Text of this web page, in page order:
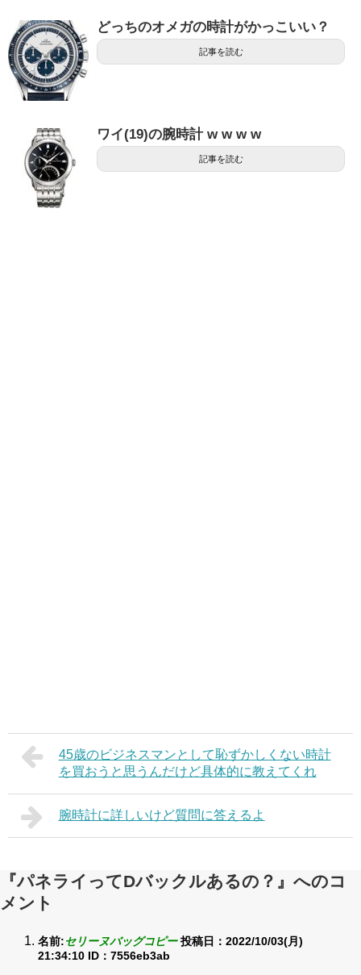
どっちのオメガの時計がかっこいい？
記事を読む
ワイ(19)の腕時計 w w w w
記事を読む
45歳のビジネスマンとして恥ずかしくない時計
を買おうと思うんだけど具体的に教えてくれ
腕時計に詳しいけど質問に答えるよ
『パネライってDバックルあるの？』へのコ
メント
名前:セリーヌバッグコピー 投稿日：2022/10/03(月)
21:34:10 ID：7556eb3ab